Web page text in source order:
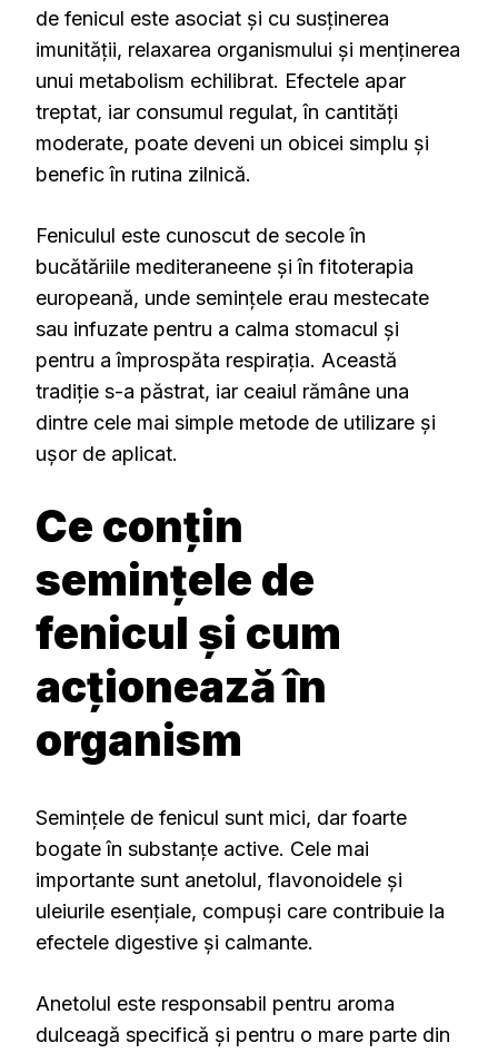
de fenicul este asociat și cu susținerea
imunității, relaxarea organismului și menținerea
unui metabolism echilibrat. Efectele apar
treptat, iar consumul regulat, în cantități
moderate, poate deveni un obicei simplu și
benefic în rutina zilnică.
Feniculul este cunoscut de secole în
bucătăriile mediteraneene și în fitoterapia
europeană, unde semințele erau mestecate
sau infuzate pentru a calma stomacul și
pentru a împrospăta respirația. Această
tradiție s-a păstrat, iar ceaiul rămâne una
dintre cele mai simple metode de utilizare și
ușor de aplicat.
Ce conțin
semințele de
fenicul și cum
acționează în
organism
Semințele de fenicul sunt mici, dar foarte
bogate în substanțe active. Cele mai
importante sunt anetolul, flavonoidele și
uleiurile esențiale, compuși care contribuie la
efectele digestive și calmante.
Anetolul este responsabil pentru aroma
dulceagă specifică și pentru o mare parte din